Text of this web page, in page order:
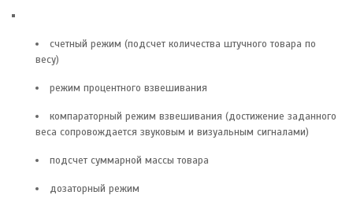
счетный режим (подсчет количества штучного товара по
весу)
режим процентного взвешивания
компараторный режим взвешивания (достижение заданного
веса сопровождается звуковым и визуальным сигналами)
подсчет суммарной массы товара
дозаторный режим